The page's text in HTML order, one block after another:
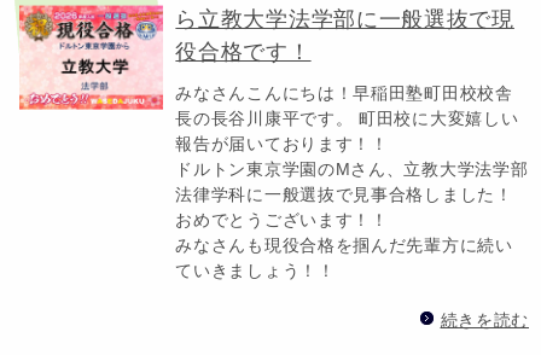
ら立教大学法学部に一般選抜で現
役合格です！
みなさんこんにちは！早稲田塾町田校校舎
長の長谷川康平です。 町田校に大変嬉しい
報告が届いております！！
ドルトン東京学園のMさん、立教大学法学部
法律学科に一般選抜で見事合格しました！
おめでとうございます！！
みなさんも現役合格を掴んだ先輩方に続い
ていきましょう！！
続きを読む